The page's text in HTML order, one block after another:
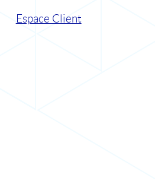
Espace Client